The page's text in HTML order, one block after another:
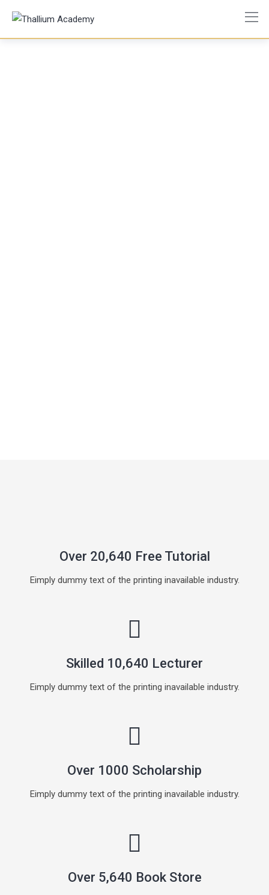
Over 20,640 Free Tutorial
Eimply dummy text of the printing inavailable industry.
Skilled 10,640 Lecturer
Eimply dummy text of the printing inavailable industry.
Over 1000 Scholarship
Eimply dummy text of the printing inavailable industry.
Over 5,640 Book Store